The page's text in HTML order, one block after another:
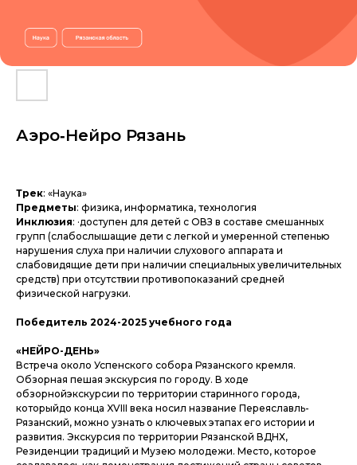
Аэро‑Нейро Рязань
Трек: «Наука»
Предметы: физика, информатика, технология
Инклюзия: ·доступен для детей с ОВЗ в составе смешанных
групп (слабослышащие дети с легкой и умеренной степенью
нарушения слуха при наличии слухового аппарата и
слабовидящие дети при наличии специальных увеличительных
средств) при отсутствии противопоказаний средней
физической нагрузки.
Победитель 2024-2025 учебного года
«НЕЙРО-ДЕНЬ»
Встреча около Успенского собора Рязанского кремля.
Обзорная пешая экскурсия по городу. В ходе
обзорнойэкскурсии по территории старинного города,
которыйдо конца XVIII века носил название Переяславль-
Рязанский, можно узнать о ключевых этапах его истории и
развития. Экскурсия по территории Рязанской ВДНХ,
Резиденции традиций и Музею молодежи. Место, которое